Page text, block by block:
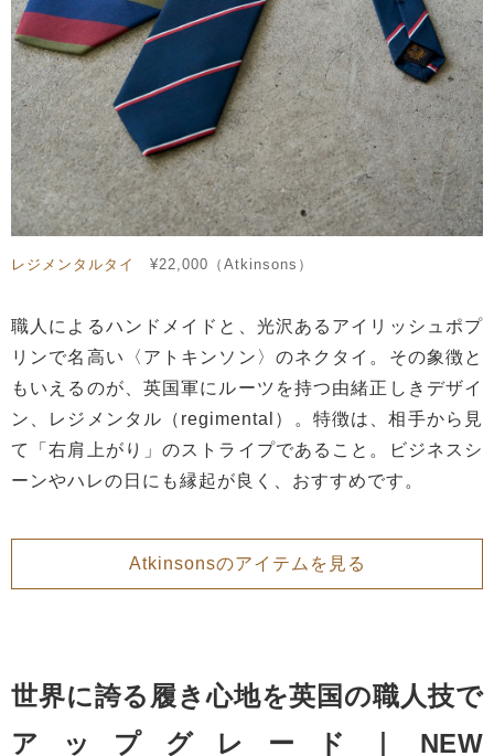
レジメンタルタイ ¥22,000（Atkinsons）
職人によるハンドメイドと、光沢あるアイリッシュポプ
リンで名高い〈アトキンソン〉のネクタイ。その象徴と
もいえるのが、英国軍にルーツを持つ由緒正しきデザイ
ン、レジメンタル（regimental）。特徴は、相手から見
て「右肩上がり」のストライプであること。ビジネスシ
ーンやハレの日にも縁起が良く、おすすめです。
Atkinsonsのアイテムを見る
世界に誇る履き心地を英国の職人技で
アップグレード｜NEW